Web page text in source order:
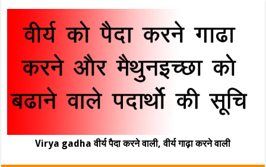
Virya gadha वीर्य पैदा करने वाली, वीर्य गाढ़ा करने वाली